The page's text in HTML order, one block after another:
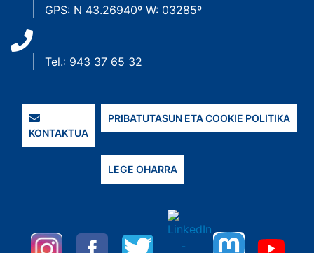
GPS: N 43.26940º W: 03285º
Tel.: 943 37 65 32
KONTAKTUA
PRIBATUTASUN ETA COOKIE POLITIKA
LEGE OHARRA